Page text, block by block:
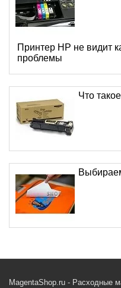
Принтер HP не видит
проблемы
Что
MagentaShop.ru - Расходные